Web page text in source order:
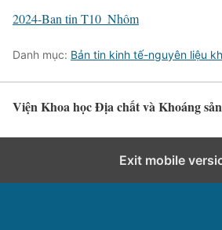
2024-Ban tin T10_Nhôm
Danh mục: Bản tin kinh tế-nguyên liệu
Viện Khoa học Địa chất và Khoáng sản
Exit mobile